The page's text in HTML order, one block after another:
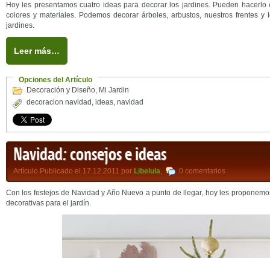
Hoy les presentamos cuatro ideas para decorar los jardines. Pueden
colores y materiales. Podemos decorar árboles, arbustos, nuestros frentes
jardines.
Leer más…
Opciones del Artículo
Decoración y Diseño, Mi Jardin
decoracion navidad , ideas, navidad
Navidad: consejos e ideas
Artículo Publicado el 17.12.2011 por Libelula, 0 comentarios
Con los festejos de Navidad y Año Nuevo a punto de llegar, hoy les
decorativas para el jardín.